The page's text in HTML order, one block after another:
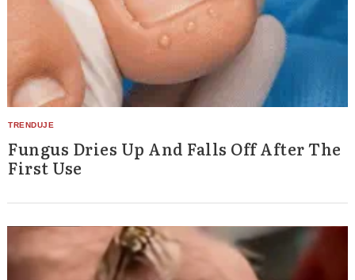
Fungus Dries Up And Falls Off After The
First Use